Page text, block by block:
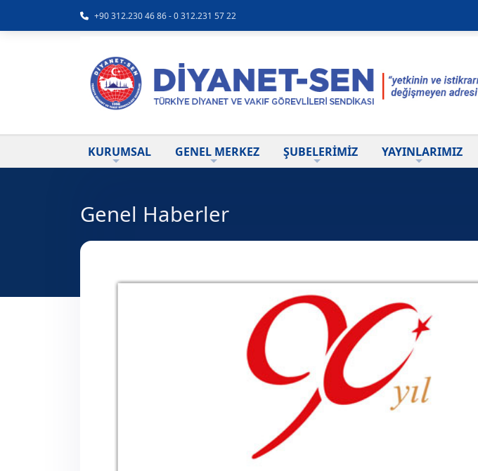
+90 312.230 46 86 - 0 312.231 57 22
KURUMSAL GENEL MERKEZ ŞUBELERİMİZ YAYINLARIMIZ
Genel Haberler